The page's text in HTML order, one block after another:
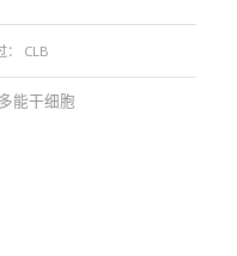
： CLB
能干细胞